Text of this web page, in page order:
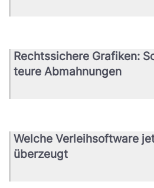
Rechtssichere Grafiken:
teure Abmahnungen
Welche Verleihsoftware
überzeugt